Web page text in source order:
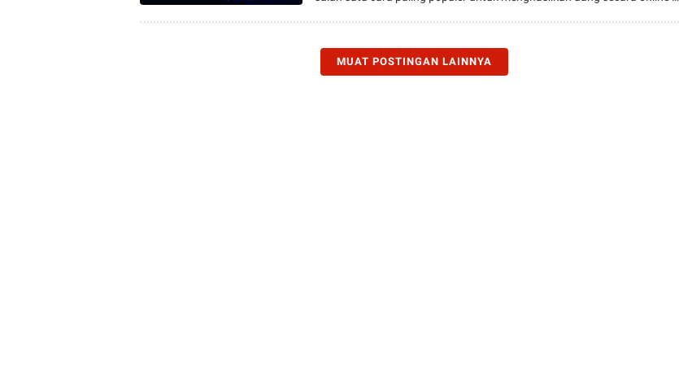
MUAT POSTINGAN LAINNYA